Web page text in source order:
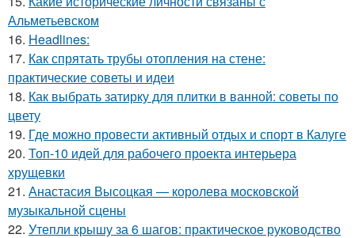
Альметьевском
16. Headlines:
17. Как спрятать трубы отопления на стене:
практические советы и идеи
18. Как выбрать затирку для плитки в ванной: советы по
цвету
19. Где можно провести активный отдых и спорт в Калуге
20. Топ-10 идей для рабочего проекта интерьера
хрущевки
21. Анастасия Высоцкая — королева московской
музыкальной сцены
22. Утепли крышу за 6 шагов: практическое руководство